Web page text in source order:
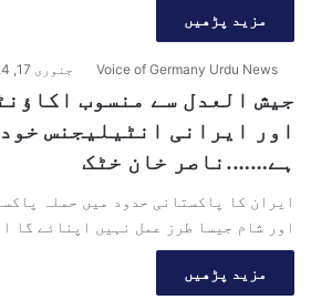
مزید پڑھیں
Voice of Germany Urdu News جنوری 17, 2024
جیش العدل سے منسوب
اور ایرانی انٹیلیجنس خود
ہے…….ناصر خان خٹک
ایران کا پاکستانی حدود میں حملہ
اور شام جیسا طرز عمل نہیں اپنائے گا
مزید پڑھیں